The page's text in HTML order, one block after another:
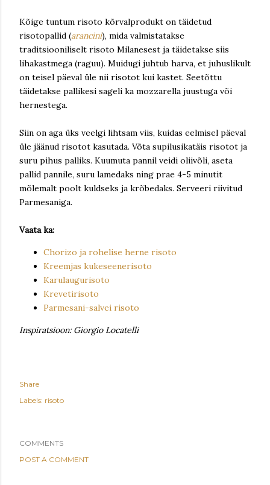
Kõige tuntum risoto kõrvalprodukt on täidetud
risotopallid (arancini), mida valmistatakse
traditsiooniliselt risoto Milanesest ja täidetakse siis
lihakastmega (raguu). Muidugi juhtub harva, et juhuslikult
on teisel päeval üle nii risotot kui kastet. Seetõttu
täidetakse pallikesi sageli ka mozzarella juustuga või
hernestega.
Siin on aga üks veelgi lihtsam viis, kuidas eelmisel päeval
üle jäänud risotot kasutada. Võta supilusikatäis risotot ja
suru pihus palliks. Kuumuta pannil veidi oliivõli, aseta
pallid pannile, suru lamedaks ning prae 4-5 minutit
mõlemalt poolt kuldseks ja krõbedaks. Serveeri riivitud
Parmesaniga.
Vaata ka:
Chorizo ja rohelise herne risoto
Kreemjas kukeseenerisoto
Karulaugurisoto
Krevetirisoto
Parmesani-salvei risoto
Inspiratsioon: Giorgio Locatelli
Share
Labels: risoto
COMMENTS
POST A COMMENT